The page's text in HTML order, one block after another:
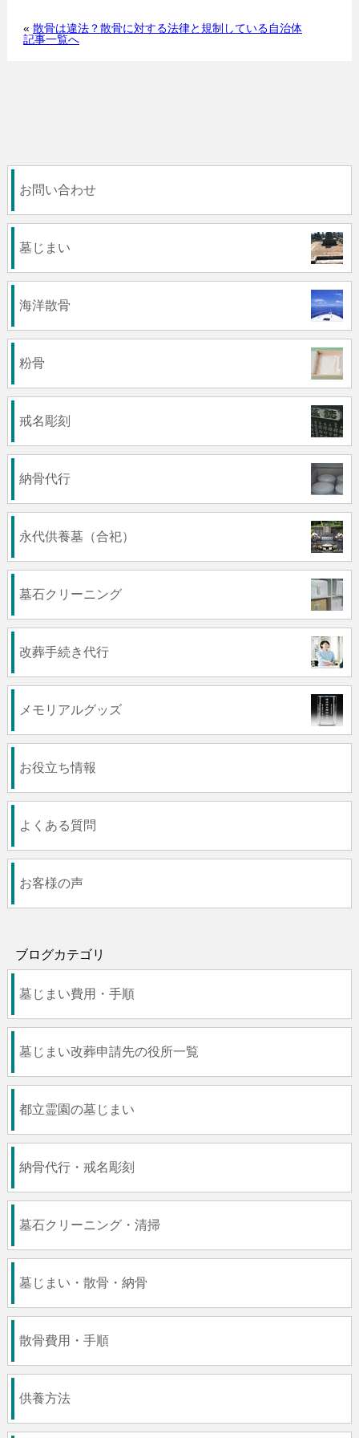
« 散骨は違法？散骨に対する法律と規制している自治体
記事一覧へ
お問い合わせ
墓じまい
海洋散骨
粉骨
戒名彫刻
納骨代行
永代供養墓（合祀）
墓石クリーニング
改葬手続き代行
メモリアルグッズ
お役立ち情報
よくある質問
お客様の声
ブログカテゴリ
墓じまい費用・手順
墓じまい改葬申請先の役所一覧
都立霊園の墓じまい
納骨代行・戒名彫刻
墓石クリーニング・清掃
墓じまい・散骨・納骨
散骨費用・手順
供養方法